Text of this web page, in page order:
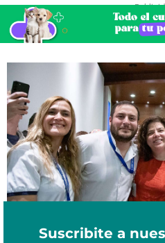
-
Licenciados en enfermería de
especialidad a través de un
Suscribite a